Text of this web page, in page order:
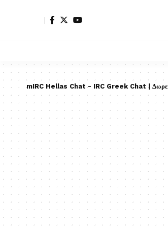
mIRC Hellas Chat - IRC Greek Chat | Δωρεάν